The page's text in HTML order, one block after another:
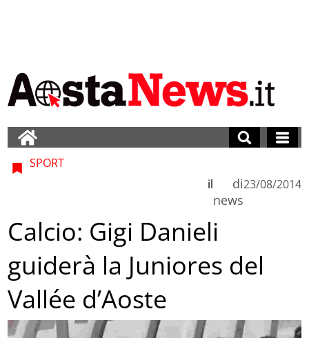
SPORT
di
news
il 23/08/2014
Calcio: Gigi Danieli
guiderà la Juniores del
Vallée d’Aoste